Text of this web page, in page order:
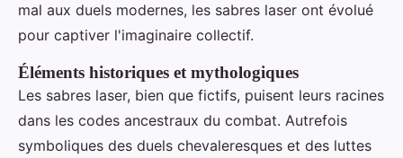
mal aux duels modernes, les sabres laser ont évolué
pour captiver l'imaginaire collectif.
Éléments historiques et mythologiques
Les sabres laser, bien que fictifs, puisent leurs racines
dans les codes ancestraux du combat. Autrefois
symboliques des duels chevaleresques et des luttes